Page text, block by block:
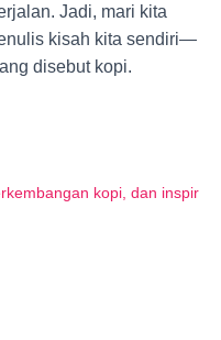
Jadi, mari kita
kisah kita sendiri—
disebut kopi.
kopi, dan inspir